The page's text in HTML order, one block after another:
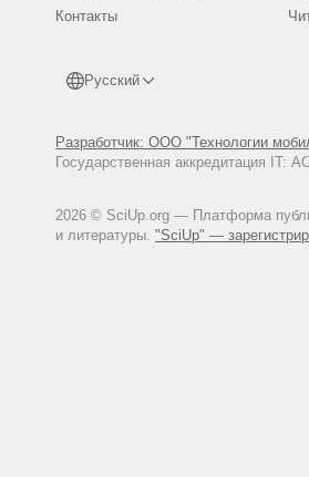
Контакты
Русский
Разработчик: ООО "Технологии
Государственная аккредитация
2026 © SciUp.org — Платформа
и литературы. "SciUp" —